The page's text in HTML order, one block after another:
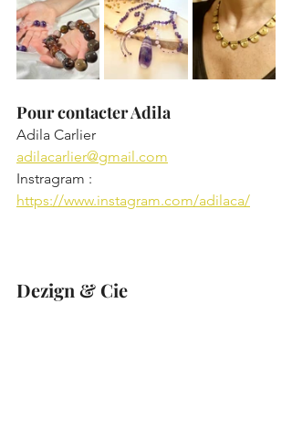
Pour contacter Adila
Adila Carlier
adilacarlier@gmail.com
Instragram :
https://www.instagram.com/adilaca/
Dezign & Cie